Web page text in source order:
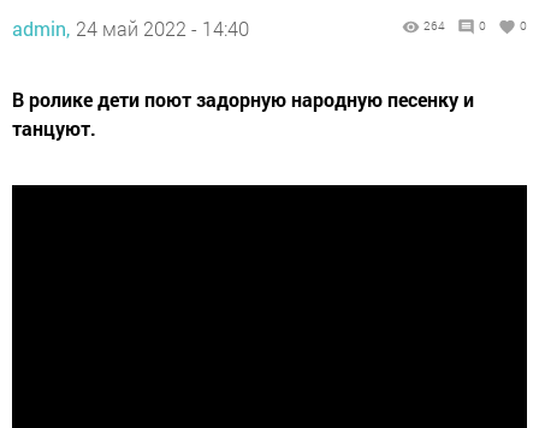
admin, 24 май 2022 - 14:40 264 0 0
В ролике дети поют задорную народную песенку и
танцуют.